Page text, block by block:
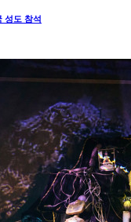
성도 참석